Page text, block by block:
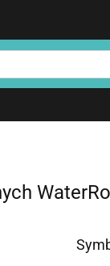
Strefa